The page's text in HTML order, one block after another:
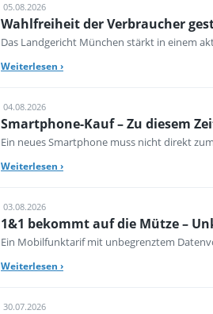
05.08.2026
Wahlfreiheit der Verbraucher
Das Landgericht München stärkt in einem
Weiterlesen ›
04.08.2026
Smartphone-Kauf – Zu diesem
Ein neues Smartphone muss nicht direkt
Weiterlesen ›
03.08.2026
1&1 bekommt auf die Mütze –
Ein Mobilfunktarif mit unbegrenztem
Weiterlesen ›
30.07.2026